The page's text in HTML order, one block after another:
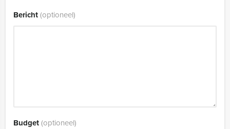
Bericht(optioneel)
Budget(optioneel)